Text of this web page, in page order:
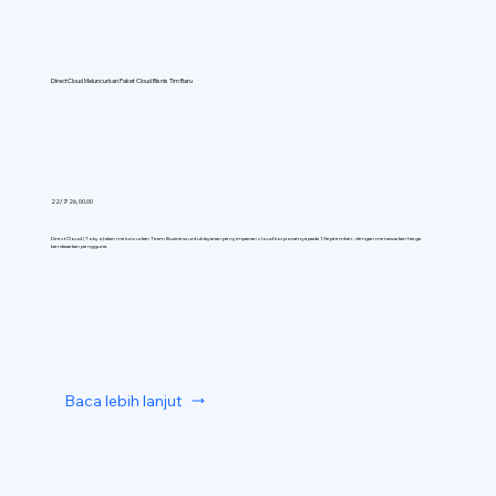
DirectCloud Meluncurkan Paket Cloud Bisnis Tim Baru
22/7/26, 00.00
DirectCloud (Tokyo) akan meluncurkan Team Business untuk layanan penyimpanan cloud korporatnya pada 1 September, dengan menawarkan harga
berdasarkan pengguna.
Baca lebih lanjut